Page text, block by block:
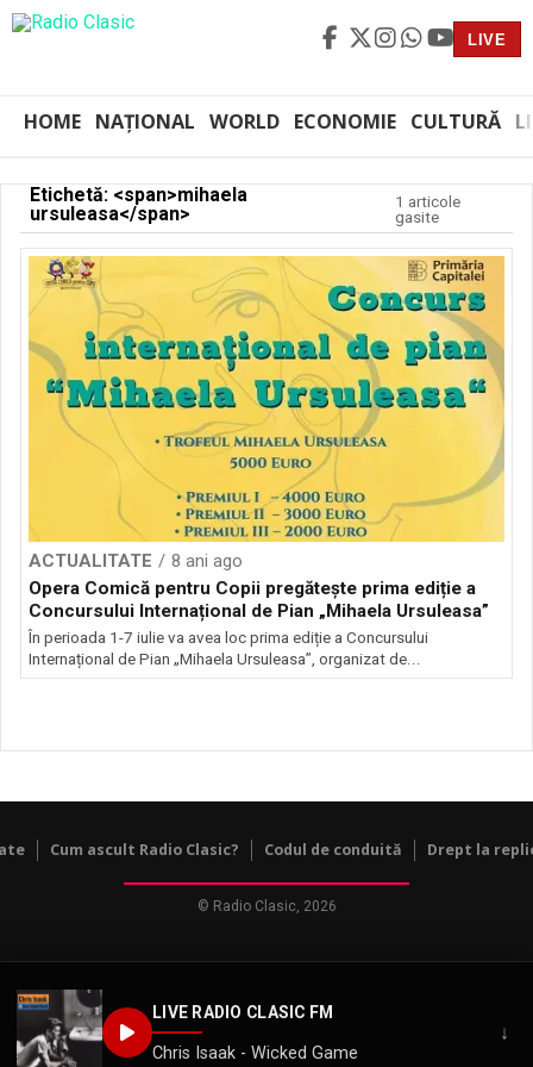
LIVE
HOME NAȚIONAL WORLD ECONOMIE CULTURĂ
LIVE RADIO CLASIC FM
Chris Isaak - Wicked Game
↓
Etichetă: <span>mihaela
ursuleasa</span>
1 articole
gasite
ACTUALITATE
8 ani ago
Opera Comică pentru Copii pregătește prima ediție a
Concursului Internațional de Pian „Mihaela Ursuleasa”
În perioada 1-7 iulie va avea loc prima ediție a Concursului
Internațional de Pian „Mihaela Ursuleasa”, organizat de...
Cum ascult Radio Clasic? Codul de conduită Drept la
© Radio Clasic, 2026